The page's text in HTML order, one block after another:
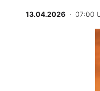
BO-
13.04.2026 · 07:00